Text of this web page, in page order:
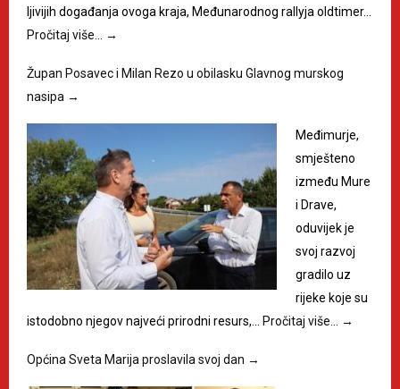
ljivijih događanja ovoga kraja, Međunarodnog rallyja oldtimer…
Pročitaj više…
→
Župan Posavec i Milan Rezo u obilasku Glavnog murskog
nasipa →
Međimurje,
smješteno
između Mure
i Drave,
oduvijek je
svoj razvoj
gradilo uz
rijeke koje su
istodobno njegov najveći prirodni resurs,…
Pročitaj više… →
Općina Sveta Marija proslavila svoj dan →